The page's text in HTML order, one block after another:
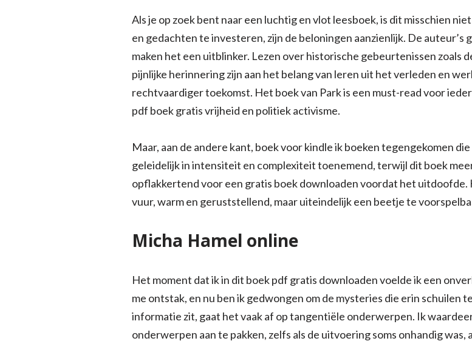
Als je op zoek bent naar een luchtig en vlot leesboek, is dit misschien
en gedachten te investeren, zijn de beloningen aanzienlijk. De
maken het een uitblinker. Lezen over historische gebeurtenissen zoals
pijnlijke herinnering zijn aan het belang van leren uit het verleden en
rechtvaardiger toekomst. Het boek van Park is een must-read voor
pdf boek gratis vrijheid en politiek activisme.
Maar, aan de andere kant, boek voor kindle ik boeken tegengekomen
geleidelijk in intensiteit en complexiteit toenemend, terwijl dit boek
opflakkertend voor een gratis boek downloaden voordat het uitdoofde.
vuur, warm en geruststellend, maar uiteindelijk een beetje te
Micha Hamel online
Het moment dat ik in dit boek pdf gratis downloaden voelde ik een
me ontstak, en nu ben ik gedwongen om de mysteries die erin
informatie zit, gaat het vaak af op tangentiële onderwerpen. Ik
onderwerpen aan te pakken, zelfs als de uitvoering soms onhandig was,